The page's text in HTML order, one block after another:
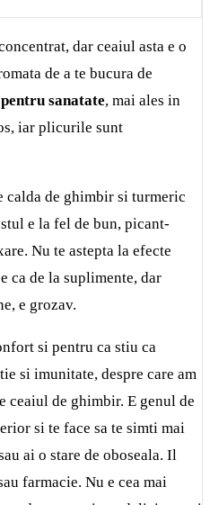
dar ceaiul asta e o
de a te bucura de
sanatate, mai ales in
iar plicurile sunt
de ghimbir si turmeric
e la fel de bun, picant-
Nu te astepta la efecte
ca de la suplimente, dar
e grozav.
si pentru ca stiu ca
si imunitate, despre care am
ceaiul de ghimbir. E genul de
si te face sa te simti mai
ai o stare de oboseala. Il
farmacie. Nu e cea mai